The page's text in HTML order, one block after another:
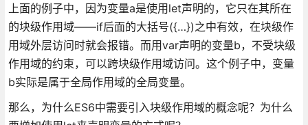
上面的例子中，因为变量a是使用let声明的，它只在其所在
的块级作用域——if后面的大括号({…})之中有效，在块级作
用域外层访问时就会报错。而用var声明的变量b，不受块级
作用域的约束，可以跨块级作用域访问。这个例子中，变量
b实际是属于全局作用域的全局变量。
那么，为什么ES6中需要引入块级作用域的概念呢？为什么